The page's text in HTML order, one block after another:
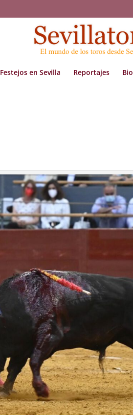
Festejos en Sevilla Reportajes